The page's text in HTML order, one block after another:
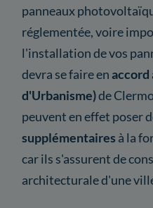
panneaux
réglementée, voire
l'installation de vos
devra se faire enaccord
d'Urbanisme)de
peuvent en effet poser
supplémentaires à la
car ils s'assurent de
architecturale d'une